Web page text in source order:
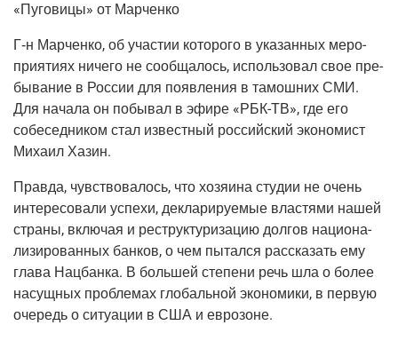
«Пуго­ви­цы» от Марченко
Г‑н Мар­чен­ко, об уча­стии кото­ро­го в ука­зан­ных меро­
при­я­ти­ях ниче­го не сооб­ща­лось, исполь­зо­вал свое пре­
бы­ва­ние в Рос­сии для появ­ле­ния в тамош­них СМИ.
Для нача­ла он побы­вал в эфи­ре «РБК-ТВ», где его
собе­сед­ни­ком стал извест­ный рос­сий­ский эко­но­мист
Миха­ил Хазин.
Прав­да, чув­ство­ва­лось, что хозя­и­на сту­дии не очень
инте­ре­со­ва­ли успе­хи, декла­ри­ру­е­мые вла­стя­ми нашей
стра­ны, вклю­чая и реструк­ту­ри­за­цию дол­гов наци­о­на­
ли­зи­ро­ван­ных бан­ков, о чем пытал­ся рас­ска­зать ему
гла­ва Нац­бан­ка. В боль­шей сте­пе­ни речь шла о более
насущ­ных про­бле­мах гло­баль­ной эко­но­ми­ки, в первую
оче­редь о ситу­а­ции в США и еврозоне.